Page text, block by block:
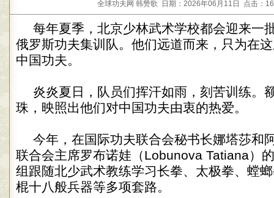
全球功夫网 韩赞歌 日期：2026年06月11日 点击：
每年夏季，北京少林武术学校都会迎来
俄罗斯功夫集训队。他们远道而来，只为在
中国功夫。
炎炎夏日，队员们挥汗如雨，刻苦训练。
珠，映照出他们对中国功夫由衷的热爱。
今年，在国际功夫联合会秘书长娜塔莎和
联合会主席罗布诺娃（Lobunova Tatiana）
组跟随北少武术教练学习长拳、太极拳、螳
棍十八般兵器等多项套路。